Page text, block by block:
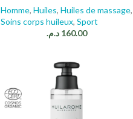
Homme, Huiles, Huiles de massage,
Soins corps huileux, Sport
160.00 د.م.